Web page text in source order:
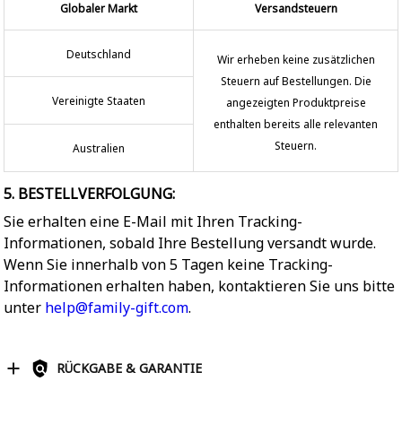
Globaler Markt Versandsteuern
Deutschland
Wir erheben keine zusätzlichen
Steuern auf Bestellungen. Die
angezeigten Produktpreise
enthalten bereits alle relevanten
Steuern.
Vereinigte Staaten
Australien
5. BESTELLVERFOLGUNG:
Sie erhalten eine E-Mail mit Ihren Tracking-
Informationen, sobald Ihre Bestellung versandt wurde.
Wenn Sie innerhalb von 5 Tagen keine Tracking-
Informationen erhalten haben, kontaktieren Sie uns bitte
unter help@family-gift.com.
RÜCKGABE & GARANTIE